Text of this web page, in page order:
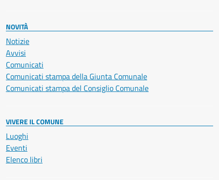
NOVITÀ
Notizie
Avvisi
Comunicati
Comunicati stampa della Giunta Comunale
Comunicati stampa del Consiglio Comunale
VIVERE IL COMUNE
Luoghi
Eventi
Elenco libri